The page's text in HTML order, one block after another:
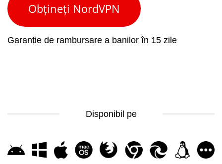
Obțineți NordVPN
Garanție de rambursare a banilor în 15 zile
Disponibil pe